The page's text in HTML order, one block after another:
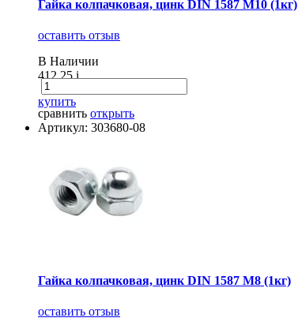
Гайка колпачковая, цинк DIN 1587 М10 (1кг)
оставить отзыв
В Наличии
412.25i
купить
сравнить открыть
Артикул: 303680-08
Гайка колпачковая, цинк DIN 1587 М8 (1кг)
оставить отзыв